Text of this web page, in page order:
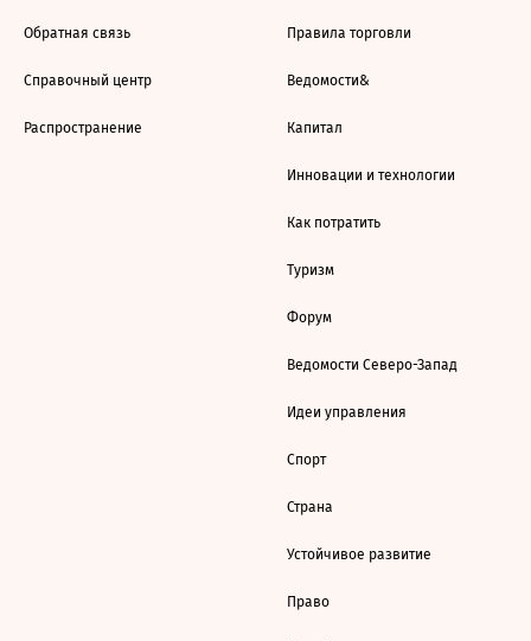
Обратная связь
Справочный центр
Распространение
Правила торговли
Ведомости&
Капитал
Инновации и технологии
Как потратить
Туризм
Форум
Ведомости Северо-Запад
Идеи управления
Спорт
Страна
Устойчивое развитие
Право